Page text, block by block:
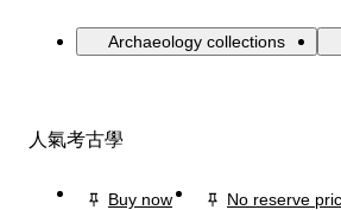
Archaeology collections
人氣考古學
Buy now
No reserve